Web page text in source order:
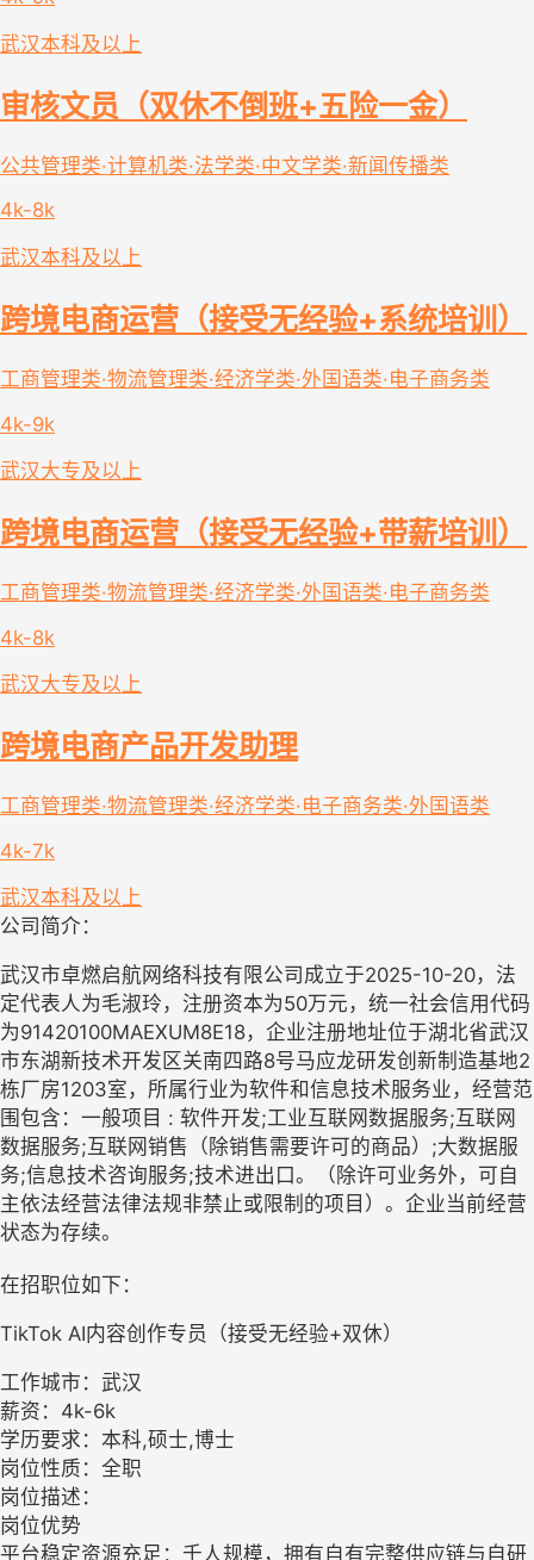
武汉本科及以上
审核文员（双休不倒班+五险一金）
公共管理类·计算机类·法学类·中文学类·新闻传播类
4k-8k
武汉本科及以上
跨境电商运营（接受无经验+系统培训）
工商管理类·物流管理类·经济学类·外国语类·电子商务类
4k-9k
武汉大专及以上
跨境电商运营（接受无经验+带薪培训）
工商管理类·物流管理类·经济学类·外国语类·电子商务类
4k-8k
武汉大专及以上
跨境电商产品开发助理
工商管理类·物流管理类·经济学类·电子商务类·外国语类
4k-7k
武汉本科及以上
公司简介：
武汉市卓燃启航网络科技有限公司成立于2025-10-20，法
定代表人为毛淑玲，注册资本为50万元，统一社会信用代码
为91420100MAEXUM8E18，企业注册地址位于湖北省武汉
市东湖新技术开发区关南四路8号马应龙研发创新制造基地2
栋厂房1203室，所属行业为软件和信息技术服务业，经营范
围包含：一般项目 : 软件开发;工业互联网数据服务;互联网
数据服务;互联网销售（除销售需要许可的商品）;大数据服
务;信息技术咨询服务;技术进出口。（除许可业务外，可自
主依法经营法律法规非禁止或限制的项目）。企业当前经营
状态为存续。
在招职位如下：
TikTok AI内容创作专员（接受无经验+双休）
工作城市：武汉
薪资：4k-6k
学历要求：本科,硕士,博士
岗位性质：全职
岗位描述：
岗位优势
平台稳定资源充足：千人规模，拥有自有完整供应链与自研